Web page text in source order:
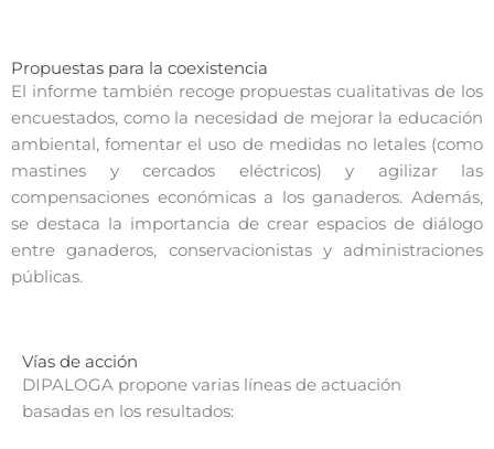
Propuestas para la coexistencia
El informe también recoge propuestas cualitativas de los
encuestados, como la necesidad de mejorar la educación
ambiental, fomentar el uso de medidas no letales (como
mastines y cercados eléctricos) y agilizar las
compensaciones económicas a los ganaderos. Además,
se destaca la importancia de crear espacios de diálogo
entre ganaderos, conservacionistas y administraciones
públicas.
Vías de acción
DIPALOGA propone varias líneas de actuación
basadas en los resultados: